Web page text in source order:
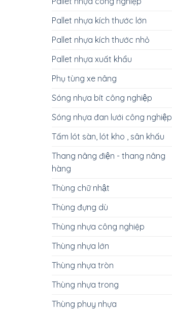
Pallet nhựa kích thước lớn
Pallet nhựa kích thước nhỏ
Pallet nhựa xuất khẩu
Phụ tùng xe nâng
Sóng nhựa bít công nghiệp
Sóng nhựa đan lưới công nghiệp
Tấm lót sàn, lót kho , sân khấu
Thang nâng điện - thang nâng
hàng
Thùng chữ nhật
Thùng đựng dù
Thùng nhựa công nghiệp
Thùng nhựa lớn
Thùng nhựa tròn
Thùng nhựa trong
Thùng phuy nhựa